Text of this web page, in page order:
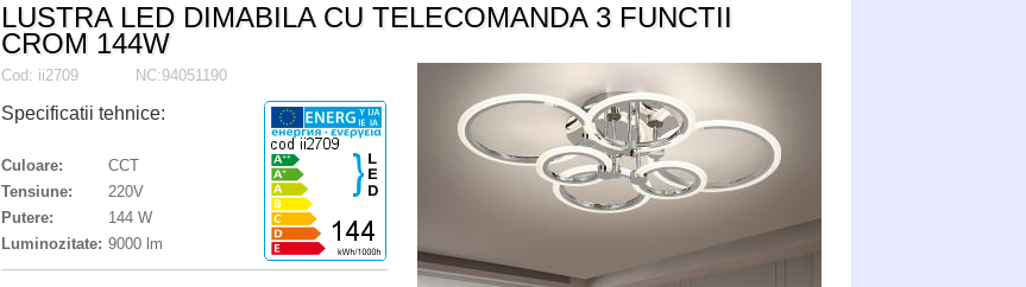
LUSTRA LED DIMABILA CU TELECOMANDA 3 FUNCTII
CROM 144W
Cod: ii2709 NC:94051190
Specificatii tehnice:
Culoare:
CCT
Tensiune:
220V
Putere:
144 W
Luminozitate: 9000 lm